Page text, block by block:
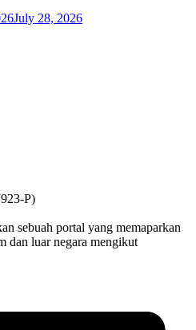
July 28, 2026
P)
sebuah portal yang memaparkan
dan luar negara mengikut